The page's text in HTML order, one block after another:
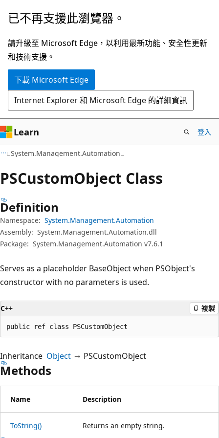
跳
主
要
內
跳
頁
面
內
覽
已不再支援此瀏覽器。
請升級至 Microsoft Edge，以利用最新功能、安全性更新
和技術支援。
下載 Microsoft Edge
Internet Explorer 和 Microsoft Edge 的詳細資訊
Learn 登入
System.Management.Automation
PSCustomObject Class
Definition
Namespace: System.Management.Automation
Assembly: System.Management.Automation.dll
Package: System.Management.Automation v7.6.1
Serves as a placeholder BaseObject when PSObject's
constructor with no parameters is used.
C++ 複製
public ref class PSCustomObject
Inheritance Object PSCustomObject
Methods
Name Description
ToString() Returns an empty string.